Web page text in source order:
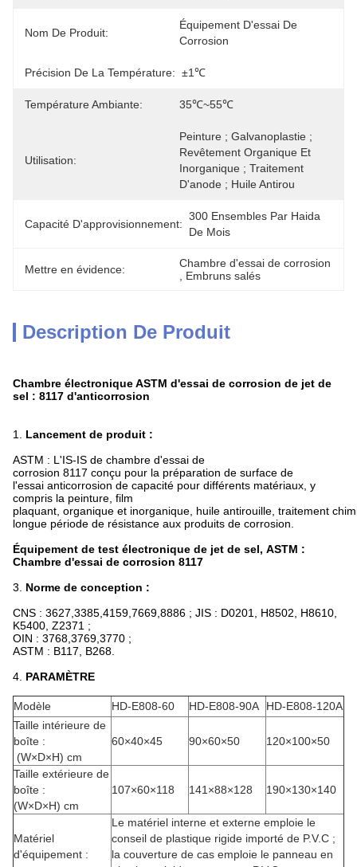
Nom De Produit:
Équipement D'essai De
Corrosion
Précision De La Température: ±1℃
Température Ambiante: 35℃~55℃
Utilisation:
Peinture ; Galvanoplastie ;
Revêtement Organique Et
Inorganique ; Traitement
D'anode ; Huile Antirou
Capacité D'approvisionnement:
300 Ensembles Par Haida
De Mois
Mettre en évidence:
Chambre d'essai de corrosion
Embruns salés
Description De Produit
Chambre électronique ASTM d'essai de corrosion de jet de
sel : 8117 d'anticorrosion
1. Lancement de produit :
ASTM : L'IS-IS de chambre d'essai de
corrosion 8117 conçu pour la préparation de surface de
l'essai anticorrosion de capacité pour différents matériaux, y
compris la peinture, film
plaquant, organique et inorganique, huile antirouille, traitement
longue période de résistance aux produits de corrosion.
Équipement de test électronique de jet de sel, ASTM :
Chambre d'essai de corrosion 8117
3. Norme de conception :
CNS : 3627,3385,4159,7669,8886 ; JIS : D0201, H8502, H8610,
K5400, Z2371 ;
OIN : 3768,3769,3770 ;
ASTM : B117, B268.
4. PARAMÈTRE
Modèle HD-E808-60 HD-E808-90A
HD-E808-120A
Taille intérieure de
boîte :
(W×D×H) cm
60×40×45 90×60×50 120×100×50
Taille extérieure de
boîte :
(W×D×H) cm
107×60×118 141×88×128 190×130×140
Matériel
d'équipement :
Le matériel interne et externe emploie le
conseil de plastique rigide importé de P.V.C ;
la couverture de cas emploie le panneau en